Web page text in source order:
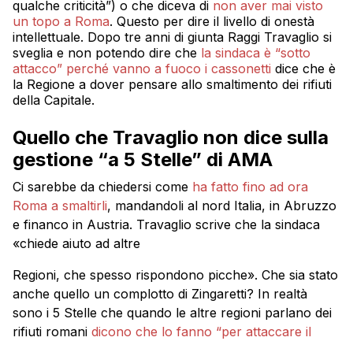
qualche criticità”) o che diceva di non aver mai visto
un topo a Roma. Questo per dire il livello di onestà
intellettuale. Dopo tre anni di giunta Raggi Travaglio si
sveglia e non potendo dire che la sindaca è “sotto
attacco” perché vanno a fuoco i cassonetti dice che è
la Regione a dover pensare allo smaltimento dei rifiuti
della Capitale.
Quello che Travaglio non dice sulla
gestione “a 5 Stelle” di AMA
Ci sarebbe da chiedersi come ha fatto fino ad ora
Roma a smaltirli, mandandoli al nord Italia, in Abruzzo
e financo in Austria. Travaglio scrive che la sindaca
«chiede aiuto ad altre
Regioni, che spesso rispondono picche». Che sia stato
anche quello un complotto di Zingaretti? In realtà
sono i 5 Stelle che quando le altre regioni parlano dei
rifiuti romani dicono che lo fanno “per attaccare il